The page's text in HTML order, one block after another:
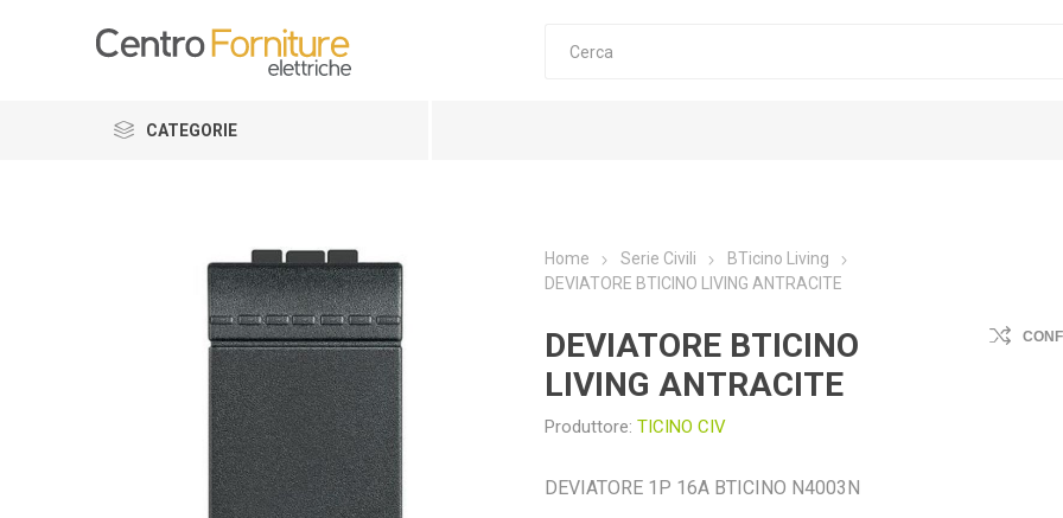
CATEGORIE
Home Serie Civili
BTicino Living
DEVIATORE BTICINO LIVING ANTRACITE
DEVIATORE BTICINO
LIVING ANTRACITE
Produttore: TICINO CIV
DEVIATORE 1P 16A BTICINO N4003N